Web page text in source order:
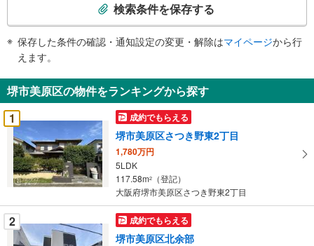
知
を
受
け
取
る
・
条
件
を
マ
検索条件を保存する
保存した条件の確認・通知設定の変更・解除はマイページから行
えます。
堺市美原区の物件をランキングから探す
1
成約でもらえる
堺市美原区さつき野東2丁目
1,780万円
5LDK
117.58m2
（登記）
大阪府堺市美原区さつき野東2丁目
2 成約でもらえる
堺市美原区北余部